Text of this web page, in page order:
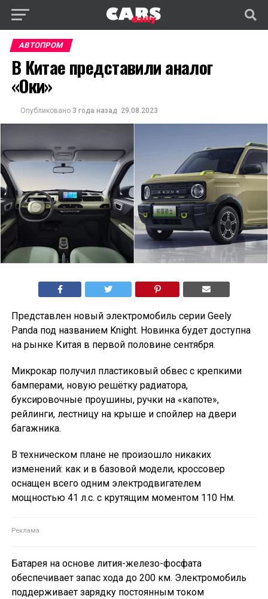
АВТОПРОМ
В Китае представили аналог
«Оки»
Опубликовано 3 года назад 29.08.2023
Представлен новый электромобиль серии Geely
Panda под названием Knight. Новинка будет доступна
на рынке Китая в первой половине сентября.
Микрокар получил пластиковый обвес с крепкими
бамперами, новую решётку радиатора,
буксировочные проушины, ручки на «капоте»,
рейлинги, лестницу на крыше и спойлер на двери
багажника.
В техническом плане не произошло никаких
изменений: как и в базовой модели, кроссовер
оснащен всего одним электродвигателем
мощностью 41 л.с. с крутящим моментом 110 Нм.
Батарея на основе лития-железо-фосфата
обеспечивает запас хода до 200 км. Электромобиль
поддерживает зарядку постоянным током